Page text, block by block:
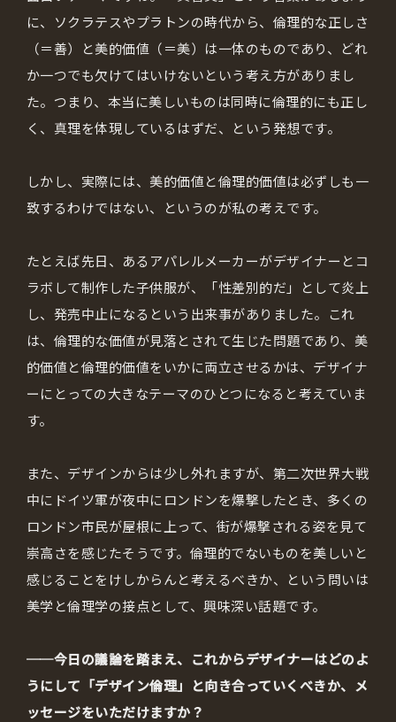
に、ソクラテスやプラトンの時代から、倫理的な正しさ
（＝善）と美的価値（＝美）は一体のものであり、どれ
か一つでも欠けてはいけないという考え方がありまし
た。つまり、本当に美しいものは同時に倫理的にも正し
く、真理を体現しているはずだ、という発想です。
しかし、実際には、美的価値と倫理的価値は必ずしも一
致するわけではない、というのが私の考えです。
たとえば先日、あるアパレルメーカーがデザイナーとコ
ラボして制作した子供服が、「性差別的だ」として炎上
し、発売中止になるという出来事がありました。これ
は、倫理的な価値が見落とされて生じた問題であり、美
的価値と倫理的価値をいかに両立させるかは、デザイナ
ーにとっての大きなテーマのひとつになると考えていま
す。
また、デザインからは少し外れますが、第二次世界大戦
中にドイツ軍が夜中にロンドンを爆撃したとき、多くの
ロンドン市民が屋根に上って、街が爆撃される姿を見て
崇高さを感じたそうです。倫理的でないものを美しいと
感じることをけしからんと考えるべきか、という問いは
美学と倫理学の接点として、興味深い話題です。
──今日の議論を踏まえ、これからデザイナーはどのよ
うにして「デザイン倫理」と向き合っていくべきか、メ
ッセージをいただけますか？